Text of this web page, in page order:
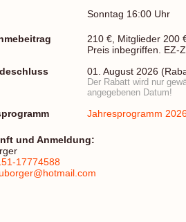
Sonntag 16:00 Uhr
210 €, Mitglieder 200
Preis inbegriffen. EZ-
01. August 2026
Der Rabatt wird nur
angegebenen Datum!
Jahresprogramm
und Anmeldung:
17774588